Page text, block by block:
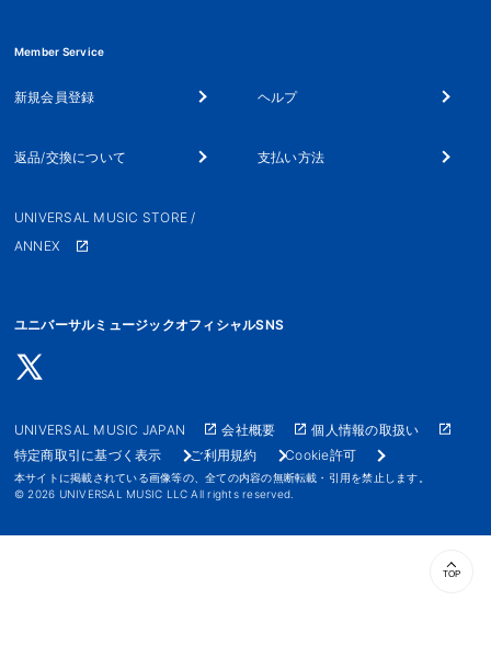
TOP
Member Service
新規会員登録 ヘルプ
返品/交換について 支払い方法
UNIVERSAL MUSIC STORE /
ANNEX
ユニバーサルミュージックオフィシャルSNS
UNIVERSAL MUSIC JAPAN 会社概要
個人情報の取扱い
特定商取引に基づく表示
ご利用規約 Cookie許可
本サイトに掲載されている画像等の、全ての内容の無断転載・引用を禁止します。
© 2026 UNIVERSAL MUSIC LLC All rights reserved.